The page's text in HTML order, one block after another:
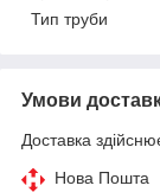
Тип труби
Умови
Доставка
Нова Пошта